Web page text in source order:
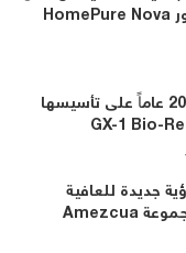
نظام تنقية المياه المتطور HomePure Nova
Amezcua تحتفل بمرور 20 عاماً على تأسيسها
جديدة لعام 2026 برؤية جديدة للعافية
والطاقة المستدامة مع مجموعة Amezcua